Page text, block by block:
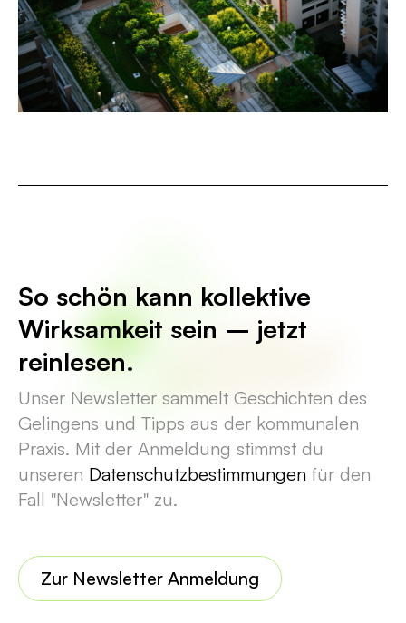
So schön kann kollektive
Wirksamkeit sein – jetzt
reinlesen.
Unser Newsletter sammelt Geschichten des
Gelingens und Tipps aus der kommunalen
Praxis. Mit der Anmeldung stimmst du
unseren Datenschutzbestimmungenfür den
Fall "Newsletter" zu.
Zur Newsletter Anmeldung